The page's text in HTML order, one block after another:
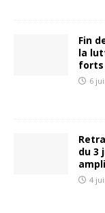
Fin
la
forts
6
du 3
4